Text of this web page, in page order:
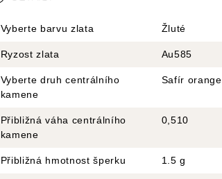
Vyberte barvu zlata Žluté
Ryzost zlata Au585
Vyberte druh centrálního
kamene
Safír orange
Přibližná váha centrálního
kamene
0,510
Přibližná hmotnost šperku 1.5 g